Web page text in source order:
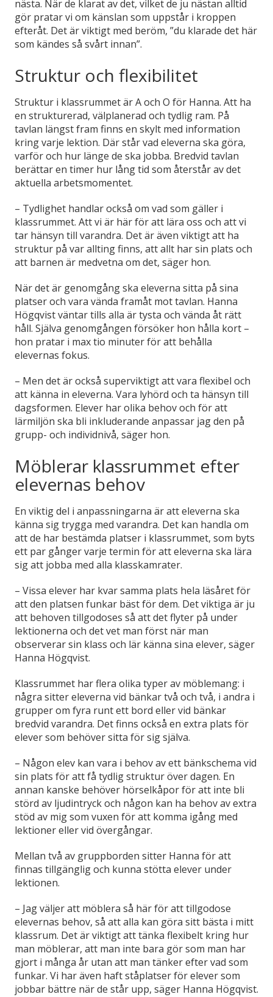
nästa. När de klarat av det, vilket de ju nästan alltid
gör pratar vi om känslan som uppstår i kroppen
efteråt. Det är viktigt med beröm, ”du klarade det här
som kändes så svårt innan”.
Struktur och flexibilitet
Struktur i klassrummet är A och O för Hanna. Att ha
en strukturerad, välplanerad och tydlig ram. På
tavlan längst fram finns en skylt med information
kring varje lektion. Där står vad eleverna ska göra,
varför och hur länge de ska jobba. Bredvid tavlan
berättar en timer hur lång tid som återstår av det
aktuella arbetsmomentet.
– Tydlighet handlar också om vad som gäller i
klassrummet. Att vi är här för att lära oss och att vi
tar hänsyn till varandra. Det är även viktigt att ha
struktur på var allting finns, att allt har sin plats och
att barnen är medvetna om det, säger hon.
När det är genomgång ska eleverna sitta på sina
platser och vara vända framåt mot tavlan. Hanna
Högqvist väntar tills alla är tysta och vända åt rätt
håll. Själva genomgången försöker hon hålla kort –
hon pratar i max tio minuter för att behålla
elevernas fokus.
– Men det är också superviktigt att vara flexibel och
att känna in eleverna. Vara lyhörd och ta hänsyn till
dagsformen. Elever har olika behov och för att
lärmiljön ska bli inkluderande anpassar jag den på
grupp- och individnivå, säger hon.
Möblerar klassrummet efter
elevernas behov
En viktig del i anpassningarna är att eleverna ska
känna sig trygga med varandra. Det kan handla om
att de har bestämda platser i klassrummet, som byts
ett par gånger varje termin för att eleverna ska lära
sig att jobba med alla klasskamrater.
– Vissa elever har kvar samma plats hela läsåret för
att den platsen funkar bäst för dem. Det viktiga är ju
att behoven tillgodoses så att det flyter på under
lektionerna och det vet man först när man
observerar sin klass och lär känna sina elever, säger
Hanna Högqvist.
Klassrummet har flera olika typer av möblemang: i
några sitter eleverna vid bänkar två och två, i andra i
grupper om fyra runt ett bord eller vid bänkar
bredvid varandra. Det finns också en extra plats för
elever som behöver sitta för sig själva.
– Någon elev kan vara i behov av ett bänkschema vid
sin plats för att få tydlig struktur över dagen. En
annan kanske behöver hörselkåpor för att inte bli
störd av ljudintryck och någon kan ha behov av extra
stöd av mig som vuxen för att komma igång med
lektioner eller vid övergångar.
Mellan två av gruppborden sitter Hanna för att
finnas tillgänglig och kunna stötta elever under
lektionen.
– Jag väljer att möblera så här för att tillgodose
elevernas behov, så att alla kan göra sitt bästa i mitt
klassrum. Det är viktigt att tänka flexibelt kring hur
man möblerar, att man inte bara gör som man har
gjort i många år utan att man tänker efter vad som
funkar. Vi har även haft ståplatser för elever som
jobbar bättre när de står upp, säger Hanna Högqvist.